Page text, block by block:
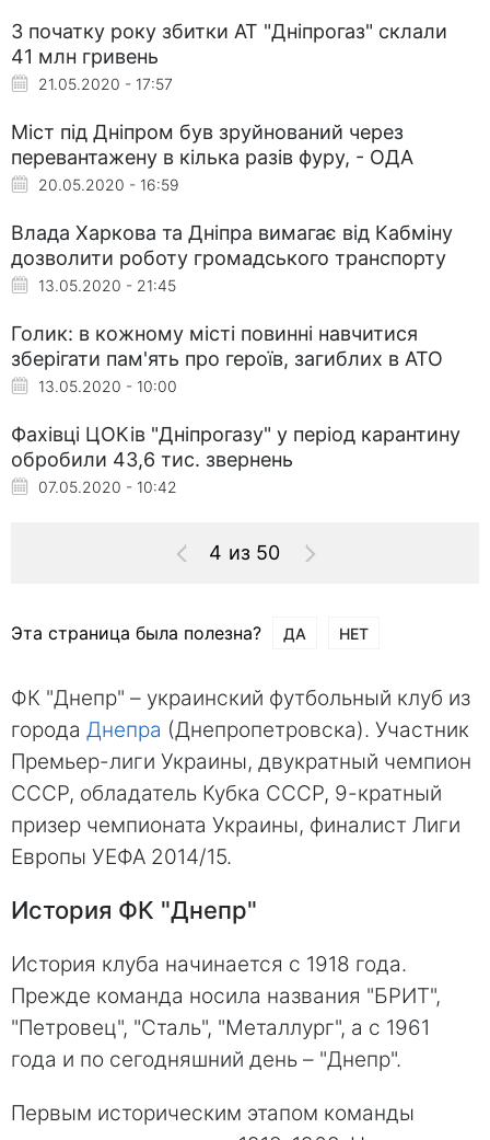
З початку року збитки АТ "Дніпрогаз" склали
41 млн гривень
21.05.2020 - 17:57
Міст під Дніпром був зруйнований через
перевантажену в кілька разів фуру, - ОДА
20.05.2020 - 16:59
Влада Харкова та Дніпра вимагає від Кабміну
дозволити роботу громадського транспорту
13.05.2020 - 21:45
Голик: в кожному місті повинні навчитися
зберігати пам'ять про героїв, загиблих в АТО
13.05.2020 - 10:00
Фахівці ЦОКів "Дніпрогазу" у період карантину
обробили 43,6 тис. звернень
07.05.2020 - 10:42
4 из 50
Эта страница была полезна? ДА НЕТ
ФК "Днепр" – украинский футбольный клуб из
города Днепра (Днепропетровска). Участник
Премьер-лиги Украины, двукратный чемпион
СССР, обладатель Кубка СССР, 9-кратный
призер чемпионата Украины, финалист Лиги
Европы УЕФА 2014/15.
История ФК "Днепр"
История клуба начинается с 1918 года.
Прежде команда носила названия "БРИТ",
"Петровец", "Сталь", "Металлург", а с 1961
года и по сегодняшний день – "Днепр".
Первым историческим этапом команды